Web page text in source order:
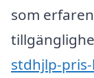
som
stdhjlp-